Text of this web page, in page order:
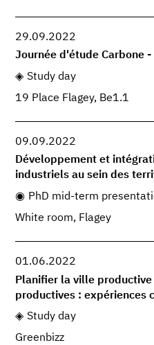
29.09.2022
Journée d'étude Carbone -
Study day
19 Place Flagey, Be1.1
09.09.2022
Développement et
industriels au sein des
PhD mid-term
White room, Flagey
01.06.2022
Planifier la ville
productives : expériences
Study day
Greenbizz